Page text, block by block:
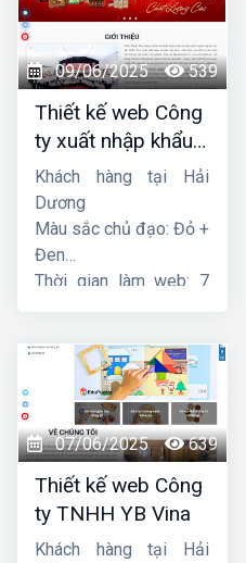
09/06/2025 539
Thiết kế web Công
ty xuất nhập khẩu
Thiên Thuận Phát
Khách hàng tại Hải
Dương
Màu sắc chủ đạo: Đỏ +
Đen
Thời gian làm web: 7
07/06/2025 639
Thiết kế web Công
ty TNHH YB Vina
Khách hàng tại Hải